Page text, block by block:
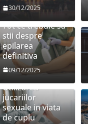
30/12/2025
Tot ce trebuie sa
stii despre
epilarea
definitiva
09/12/2025
Utilizarea
jucariilor
sexuale in viata
de cuplu